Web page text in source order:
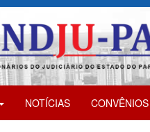
NOTÍCIAS CONVÊNIOS